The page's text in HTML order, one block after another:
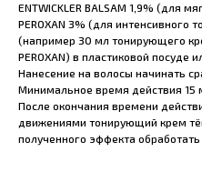
ENTWICKLER BALSAM 1,9% (для
PEROXAN 3% (для интенсивного
(например 30 мл тонирующего
PEROXAN) в пластиковой посуде
Нанесение на волосы начинать
Минимальное время действия 15
После окончания времени
движениями тонирующий крем
полученного эффекта обработать